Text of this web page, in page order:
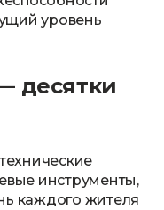
уровень
десятки
инструменты,
каждого жителя